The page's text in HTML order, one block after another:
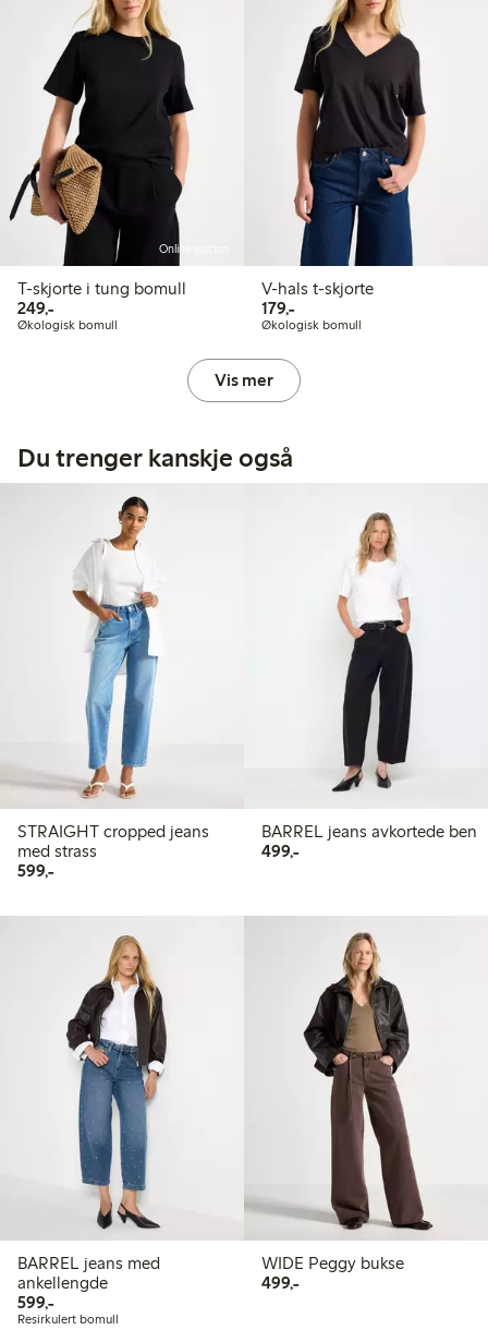
Online edition
T-skjorte i tung bomull
249,-249,00 kr
Økologisk bomull
V-hals t-skjorte
179,-179,00 kr
Økologisk bomull
Vis mer
Du trenger kanskje også
STRAIGHT cropped jeans
med strass
599,-599,00 kr
BARREL jeans avkortede ben
499,-499,00 kr
BARREL jeans med
ankellengde
599,-599,00 kr
Resirkulert bomull
WIDE Peggy bukse
499,-499,00 kr